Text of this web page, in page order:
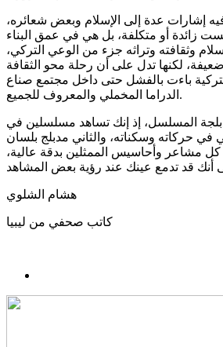
إشارات عدة إلى الإسلام وبعض شعائره،
زائدة أو متكلفة، بل هي في عمق البناء
وثقافته وتراثه جزء من الوعي التركي،
لكنها تدل على أن رحلة محو الثقافة
التركية باءت بالفشل حتى داخل مجتمع صناع
الدراما المخملي والمعروف للجميع.
المسلسل، إذ إنك تساهد مسلسلين في
حركاته وسكناته، والثاني مدبلج بلسان
كل مشاعر وأحاسيس الممثلين بدقة عالية،
هشام الشلوي
كاتب صحفي من ليبيا